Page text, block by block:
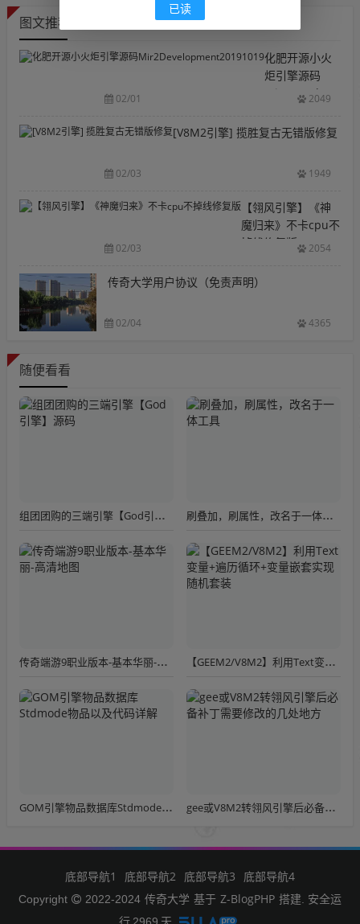
图文推荐
化肥开源小火
炬引擎源码
02/01 2049
[V8M2引擎] 揽胜复古无错版修复
02/03 1949
【翎风引擎】《神
魔归来》不卡cpu不
掉线修复版
02/03 2054
传奇大学用户协议（免责声明）
02/04 4365
随便看看
组团团购的三端引擎【God引擎】源码 刷叠加，刷属性，改名于一体工具
传奇端游9职业版本-基本华丽-高清地图 【GEEM2/V8M2】利用Text变量+遍历循环+变量嵌套实现随机套装
GOM引擎物品数据库Stdmode物品以及代码详解 gee或V8M2转翎风引擎后必备补丁需要修改的几处地方
底部导航1 底部导航2 底部导航3 底部导航4
Copyright 2022-2024 传奇大学 基于 Z-BlogPHP 搭建. 安全运
已读